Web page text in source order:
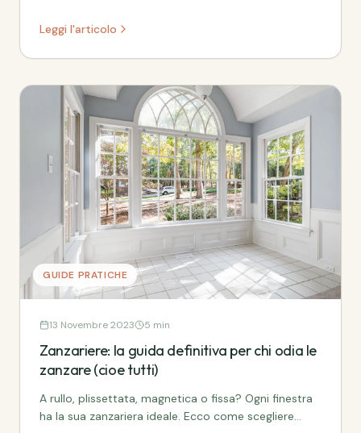
Leggi l'articolo
GUIDE PRATICHE
13 Novembre 2023 5 min
Zanzariere: la guida definitiva per chi odia le
zanzare (cioe tutti)
A rullo, plissettata, magnetica o fissa? Ogni finestra
ha la sua zanzariera ideale. Ecco come scegliere